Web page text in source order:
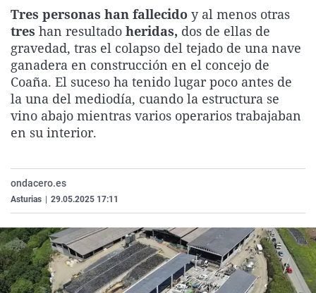
La rosa de los vientos
Gente viajera
Como el perro y el
Caso
Retornados
Equipo de
Operación Viuda
Extremadura
Galicia
La Rioja
Navarra
País Vasco
Virales
Televisión
Elecciones
Tres personas han fallecido y al menos otras
tres han resultado heridas, dos de ellas de
gravedad, tras el colapso del tejado de una nave
ganadera en construcción en el concejo de
Coaña. El suceso ha tenido lugar poco antes de
la una del mediodía, cuando la estructura se
vino abajo mientras varios operarios trabajaban
en su interior.
ondacero.es
Asturias 29.05.2025 17:11